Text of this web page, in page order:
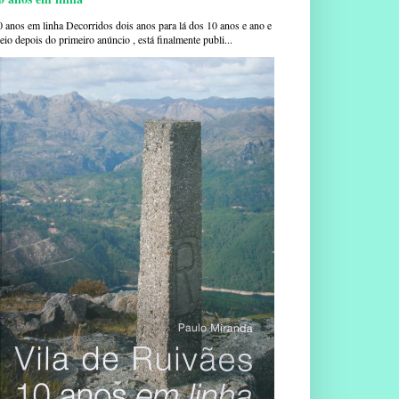
anos em linha Decorridos dois anos para lá dos 10 anos e ano e
depois do primeiro anúncio , está finalmente publi...